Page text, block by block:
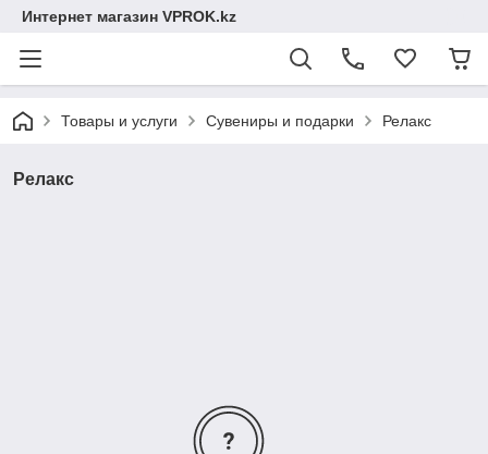
Интернет магазин VPROK.kz
Товары и услуги Сувениры и подарки Релакс
Релакс